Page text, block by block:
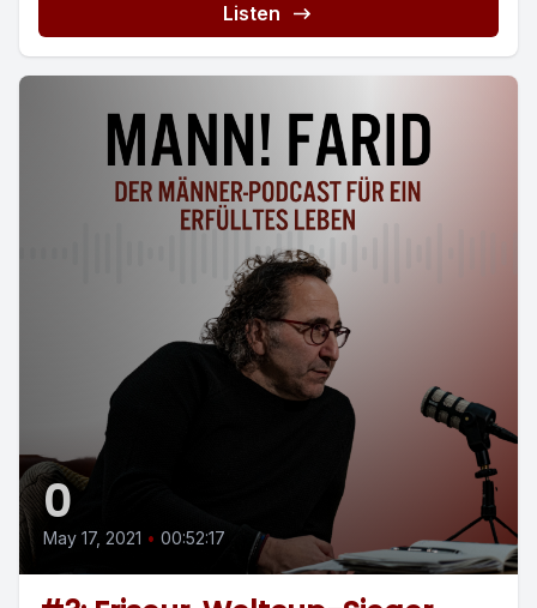
Listen
0
May 17, 2021 • 00:52:17